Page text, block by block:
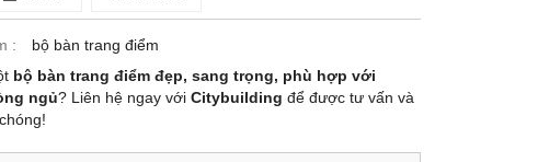
:
bộ bàn trang điểm
bộ bàn trang điểm đẹp, sang trọng, phù hợp với
ngủ? Liên hệ ngay với Citybuilding để được tư vấn và